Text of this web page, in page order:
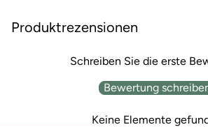
Produktrezensionen
Schreiben Sie die erste
Bewertung
Keine Elemente